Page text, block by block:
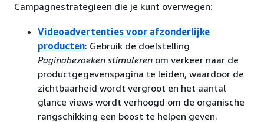
Campagnestrategieën die je kunt overwegen:
Videoadvertenties voor afzonderlijke
producten: Gebruik de doelstelling
Paginabezoeken stimuleren om verkeer naar de
productgegevenspagina te leiden, waardoor de
zichtbaarheid wordt vergroot en het aantal
glance views wordt verhoogd om de organische
rangschikking een boost te helpen geven.